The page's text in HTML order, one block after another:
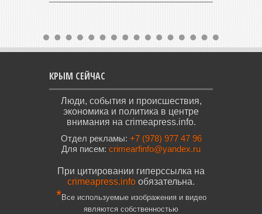
КРЫМ СЕЙЧАС
Люди, события и происшествия,
экономика и политика в центре
внимания на crimeapress.info.
Отдел рекламы: +7 (978) 977 47 96
Для писем: crimearfinfo@yandex.ru
При цитировании гиперссылка на
crimeapress.info обязательна.
*Все используемые изображения и видео
являются собственностью